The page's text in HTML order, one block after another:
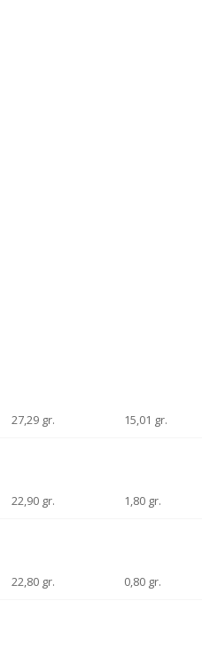
27,29 gr. 15,01 gr.
22,90 gr. 1,80 gr.
22,80 gr. 0,80 gr.